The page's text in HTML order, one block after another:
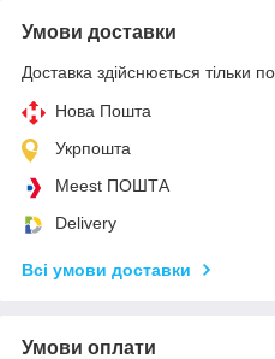
Умови доставки
Доставка здійснюється тільки
Нова Пошта
Укрпошта
Meest ПОШТА
Delivery
Всі умови доставки
Умови оплати